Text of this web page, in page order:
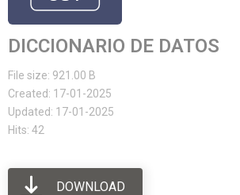
DICCIONARIO DE DATOS
File size: 921.00 B
Created: 17-01-2025
Updated: 17-01-2025
Hits: 42
DOWNLOAD